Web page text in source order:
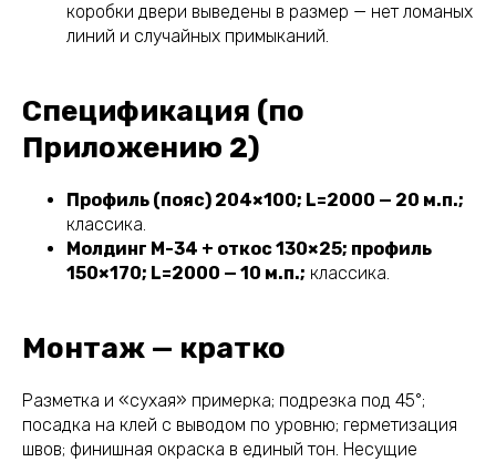
коробки двери выведены в размер — нет ломаных
линий и случайных примыканий.
Спецификация (по
Приложению 2)
Профиль (пояс) 204×100; L=2000 — 20 м.п.;
классика.
Молдинг М-34 + откос 130×25; профиль
150×170; L=2000 — 10 м.п.; классика.
Монтаж — кратко
Разметка и «сухая» примерка; подрезка под 45°;
посадка на клей с выводом по уровню; герметизация
швов; финишная окраска в единый тон. Несущие